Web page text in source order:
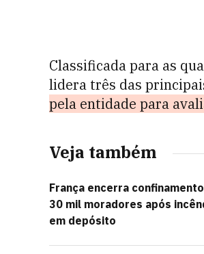
Classificada para as
lidera três das
pela entidade para
Veja também
França encerra
30 mil moradores após
em depósito